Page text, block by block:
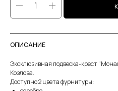
ОПИСАНИЕ
Эксклюзивная подвеска-крест
Козлова.
Доступно 2 цвета фурнитуры: